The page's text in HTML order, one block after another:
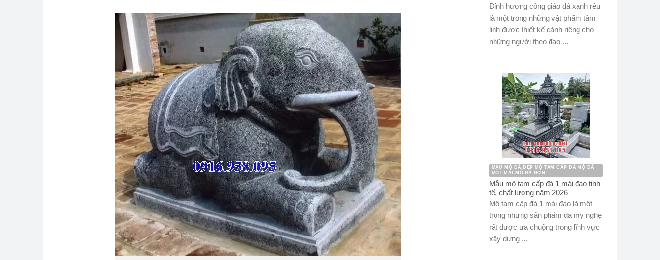
Đỉnh hương công giáo đá xanh rêu
là một trong những vật phẩm tâm
linh được thiết kế dành riêng cho
những người theo đạo ...
MẪU MỘ ĐÁ ĐẸP MỘ TAM CẤP ĐÁ MỘ ĐÁ
MỘT MÁI MỘ ĐÁ ĐƠN
Mẫu mộ tam cấp đá 1 mái đao tinh
tế, chất lượng năm 2026
Mộ tam cấp đá 1 mái đao là một
trong những sản phẩm đá mỹ nghệ
rất được ưa chuộng trong lĩnh vực
xây dựng ...